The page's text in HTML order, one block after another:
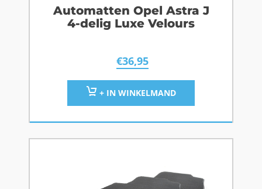
Automatten Opel Astra J
4-delig Luxe Velours
€36,95
+ IN WINKELMAND